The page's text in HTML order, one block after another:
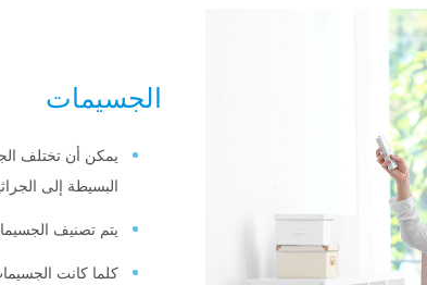
الجسيمات
يمكن أن تختلف
البسيطة إلى
يتم تصنيف
كلما كانت